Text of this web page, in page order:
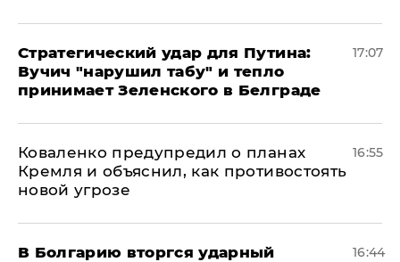
Стратегический удар для Путина:
Вучич "нарушил табу" и тепло
принимает Зеленского в Белграде
17:07
Коваленко предупредил о планах
Кремля и объяснил, как противостоять
новой угрозе
16:55
В Болгарию вторгся ударный
16:44